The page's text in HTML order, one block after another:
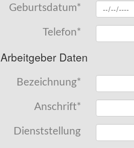
Geburtsdatum*
Telefon*
Arbeitgeber Daten
Bezeichnung*
Anschrift*
Dienststellung